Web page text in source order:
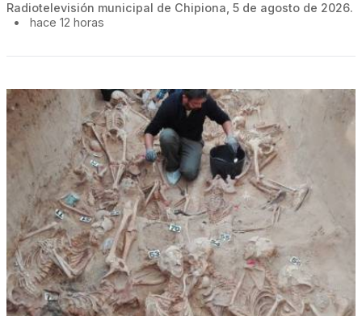
Radiotelevisión municipal de Chipiona, 5 de agosto de 2026.
•
hace 12 horas